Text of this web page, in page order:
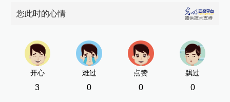
您此时的心情
开心
3
难过
0
点赞
0
飘过
0